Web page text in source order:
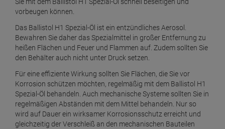
Sie mit dem Ballistol H1 Spezial-Öl schnell beseitigen und
vorbeugen können.
Das Ballistol H1 Spezial-Öl ist ein entzündliches Aerosol.
Bewahren Sie daher das Spezialmittel in großer Entfernung zu
heißen Flächen und Feuer und Flammen auf. Zudem sollten Sie
den Behälter auch nicht unter Druck setzen.
Für eine effiziente Wirkung sollten Sie Flächen, die Sie vor
Korrosion schützen möchten, regelmäßig mit dem Ballistol H1
Spezial-Öl behandeln. Auch mechanische Systeme sollten Sie in
regelmäßigen Abständen mit dem Mittel behandeln. Nur so
wird auf Dauer ein wirksamer Korrosionsschutz erreicht und
gleichzeitig der Verschleiß an den mechanischen Bauteilen